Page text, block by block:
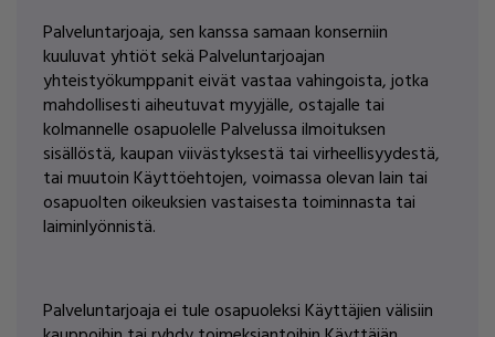
Palveluntarjoaja, sen kanssa samaan konserniin
kuuluvat yhtiöt sekä Palveluntarjoajan
yhteistyökumppanit eivät vastaa vahingoista, jotka
mahdollisesti aiheutuvat myyjälle, ostajalle tai
kolmannelle osapuolelle Palvelussa ilmoituksen
sisällöstä, kaupan viivästyksestä tai virheellisyydestä,
tai muutoin Käyttöehtojen, voimassa olevan lain tai
osapuolten oikeuksien vastaisesta toiminnasta tai
laiminlyönnistä.
Palveluntarjoaja ei tule osapuoleksi Käyttäjien välisiin